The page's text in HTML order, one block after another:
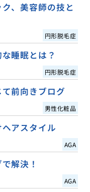
、美容師の技と
円形脱毛症
睡眠とは？
円形脱毛症
前向きブログ
男性化粧品
アスタイル
AGA
解決！
AGA